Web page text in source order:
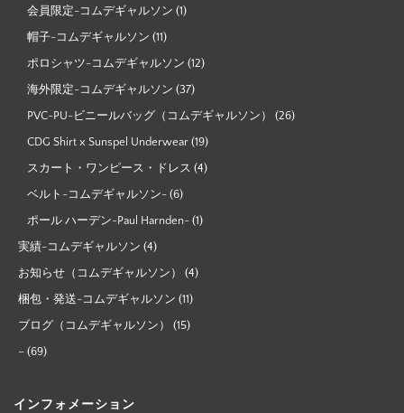
会員限定-コムデギャルソン (1)
帽子-コムデギャルソン (11)
ポロシャツ-コムデギャルソン (12)
海外限定-コムデギャルソン (37)
PVC-PU-ビニールバッグ（コムデギャルソン） (26)
CDG Shirt x Sunspel Underwear (19)
スカート・ワンピース・ドレス (4)
ベルト-コムデギャルソン- (6)
ポール ハーデン-Paul Harnden- (1)
実績-コムデギャルソン (4)
お知らせ（コムデギャルソン） (4)
梱包・発送-コムデギャルソン (11)
ブログ（コムデギャルソン） (15)
– (69)
インフォメーション